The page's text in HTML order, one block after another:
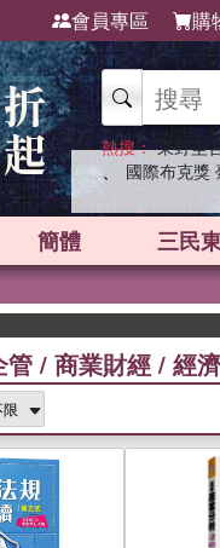
會員專區 購
熱搜： 東野圭
、 國際布克獎
簡體 三民
英
管 / 商業財經 / 經濟